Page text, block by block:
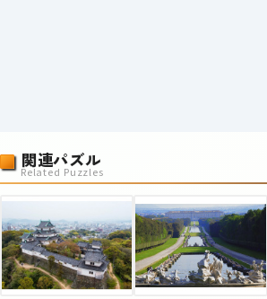
関連パズル
Related Puzzles